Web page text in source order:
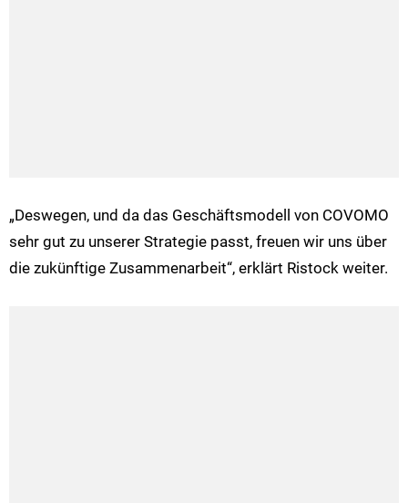
„Deswegen, und da das Geschäftsmodell von COVOMO
sehr gut zu unserer Strategie passt, freuen wir uns über
die zukünftige Zusammenarbeit“, erklärt Ristock weiter.